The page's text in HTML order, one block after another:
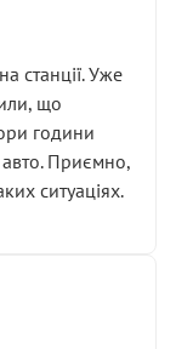
без
потрібно
у
на техніці,
максимум —
станції. Уже
що
години
авто. Приємно,
ситуаціях.